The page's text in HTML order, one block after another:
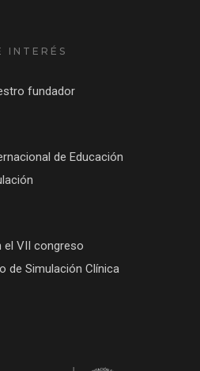
INTERÉS
fundador
de Educación
el VII congreso
de Simulación Clínica